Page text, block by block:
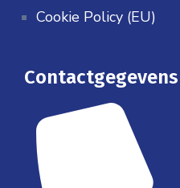
Cookie Policy (EU)
Contactgegevens